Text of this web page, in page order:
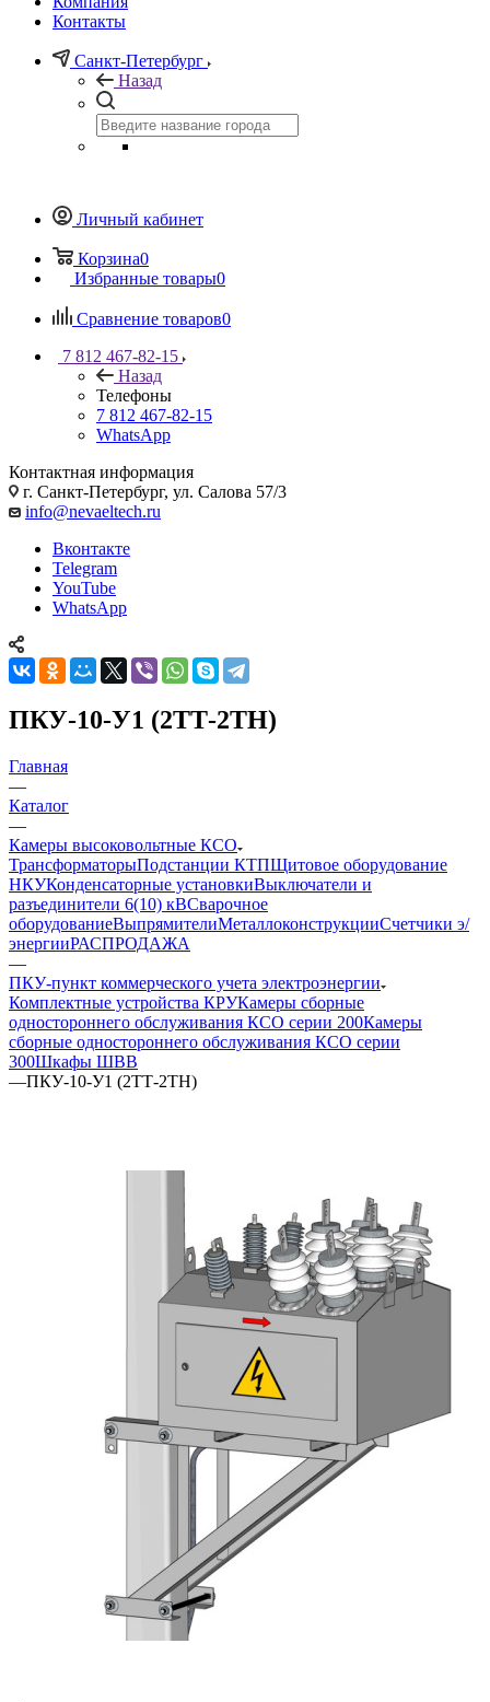
Контакты
Санкт-Петербург
Назад
Личный кабинет
Корзина0
Избранные товары0
Сравнение товаров0
7 812 467-82-15
Назад
Телефоны
7 812 467-82-15
WhatsApp
Контактная информация
г. Санкт-Петербург, ул. Салова 57/3
info@nevaeltech.ru
Вконтакте
Telegram
YouTube
WhatsApp
ПКУ-10-У1 (2ТТ-2ТН)
Главная
—
Каталог
—
Камеры высоковольтные КСО
ТрансформаторыПодстанции КТПЩитовое оборудование
НКУКонденсаторные установкиВыключатели и
разъединители 6(10) кВСварочное
оборудованиеВыпрямителиМеталлоконструкцииСчетчики э/
энергииРАСПРОДАЖА
—
ПКУ-пункт коммерческого учета электроэнергии
Комплектные устройства КРУКамеры сборные
одностороннего обслуживания КСО серии 200Камеры
сборные одностороннего обслуживания КСО серии
300Шкафы ШВВ
—ПКУ-10-У1 (2ТТ-2ТН)